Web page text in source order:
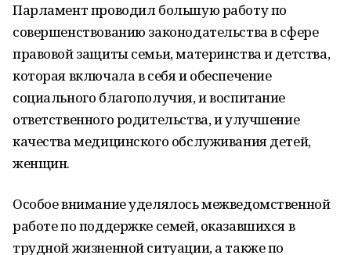
Парламент проводил большую работу по
совершенствованию законодательства в сфере
правовой защиты семьи, материнства и детства,
которая включала в себя и обеспечение
социального благополучия, и воспитание
ответственного родительства, и улучшение
качества медицинского обслуживания детей,
женщин.
Особое внимание уделялось межведомственной
работе по поддержке семей, оказавшихся в
трудной жизненной ситуации, а также по